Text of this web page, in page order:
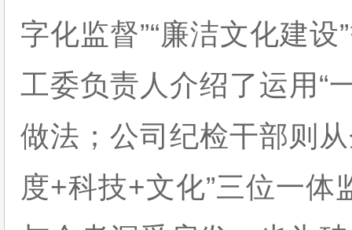
字化监督”“廉洁文化建
工委负责人介绍了运用“
做法；公司纪检干部则
度+科技+文化”三位一